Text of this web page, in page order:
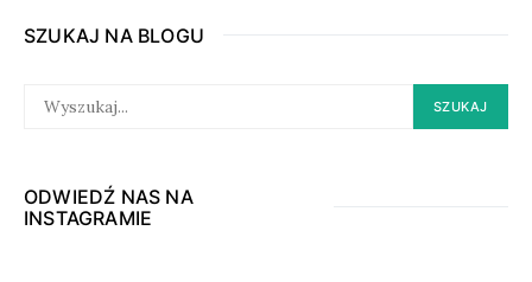
SZUKAJ NA BLOGU
FOR:
SZUKAJ
ODWIEDŹ NAS NA
INSTAGRAMIE